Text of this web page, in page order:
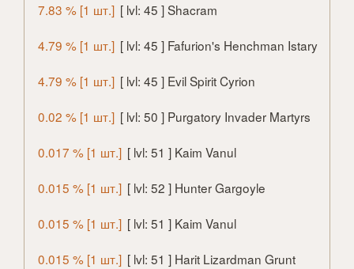
7.83 % [1 шт.] [ lvl: 45 ] Shacram
4.79 % [1 шт.] [ lvl: 45 ] Fafurion's Henchman Istary
4.79 % [1 шт.] [ lvl: 45 ] Evil Spirit Cyrion
0.02 % [1 шт.] [ lvl: 50 ] Purgatory Invader Martyrs
0.017 % [1 шт.] [ lvl: 51 ] Kaim Vanul
0.015 % [1 шт.] [ lvl: 52 ] Hunter Gargoyle
0.015 % [1 шт.] [ lvl: 51 ] Kaim Vanul
0.015 % [1 шт.] [ lvl: 51 ] Harit Lizardman Grunt